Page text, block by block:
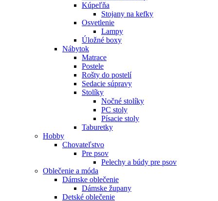
Kúpeľňa
Stojany na kefky
Osvetlenie
Lampy
Úložné boxy
Nábytok
Matrace
Postele
Rošty do postelí
Sedacie súpravy
Stolíky
Nočné stolíky
PC stoly
Písacie stoly
Taburetky
Hobby
Chovateľstvo
Pre psov
Pelechy a búdy pre psov
Oblečenie a móda
Dámske oblečenie
Dámske župany
Detské oblečenie